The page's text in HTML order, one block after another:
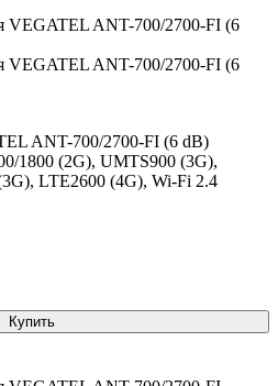
ANT-700/2700-FI (6 dB)
1800 (2G), UMTS900 (3G),
LTE2600 (4G), Wi-Fi 2.4
Купить